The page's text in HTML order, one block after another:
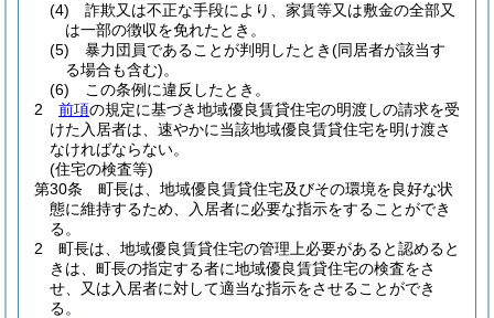
(4)
詐欺又は不正な手段により、家賃等又は敷金の全部又
は一部の徴収を免れたとき。
(5)
暴力団員であることが判明したとき(同居者が該当す
る場合も含む)。
(6)
この条例に違反したとき。
2
前項の規定に基づき地域優良賃貸住宅の明渡しの請求を受
けた入居者は、速やかに当該地域優良賃貸住宅を明け渡さ
なければならない。
(住宅の検査等)
第30条
町長は、地域優良賃貸住宅及びその環境を良好な状
態に維持するため、入居者に必要な指示をすることができ
る。
2
町長は、地域優良賃貸住宅の管理上必要があると認めると
きは、町長の指定する者に地域優良賃貸住宅の検査をさ
せ、又は入居者に対して適当な指示をさせることができ
る。